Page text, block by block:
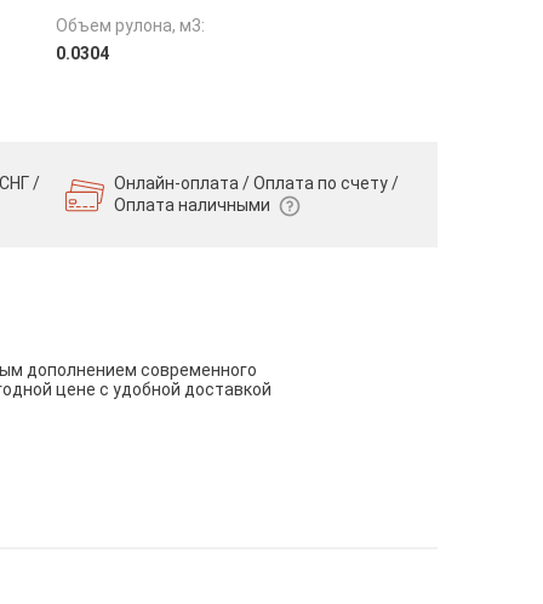
Объем рулона, м3:
0.0304
/
Онлайн-оплата / Оплата по счету /
Оплата наличными
дополнением современного
цене с удобной доставкой